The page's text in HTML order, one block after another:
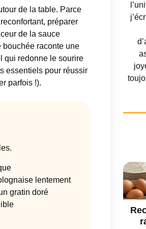
de la table. Parce
préparer
de la sauce
bouchée raconte une
qui redonne le sourire
essentiels pour réussir
parfois !).
lentement
gratin doré